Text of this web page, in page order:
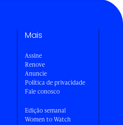
Mais
Assine
Renove
Anuncie
Política de privacidade
Fale conosco
Edição semanal
Women to Watch